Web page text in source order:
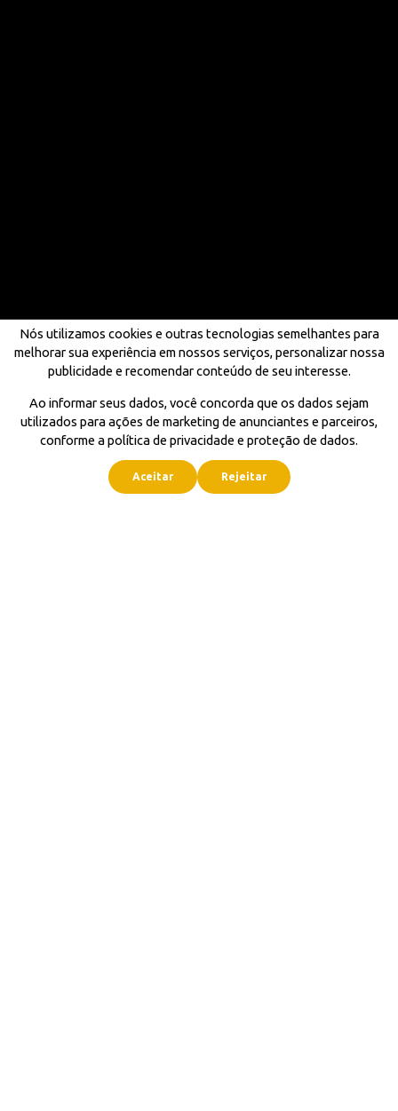
Nós utilizamos cookies e outras tecnologias semelhantes para
melhorar sua experiência em nossos serviços, personalizar nossa
publicidade e recomendar conteúdo de seu interesse.
Ao informar seus dados, você concorda que os dados sejam
utilizados para ações de marketing de anunciantes e parceiros,
conforme a política de privacidade e proteção de dados.
Aceitar Rejeitar